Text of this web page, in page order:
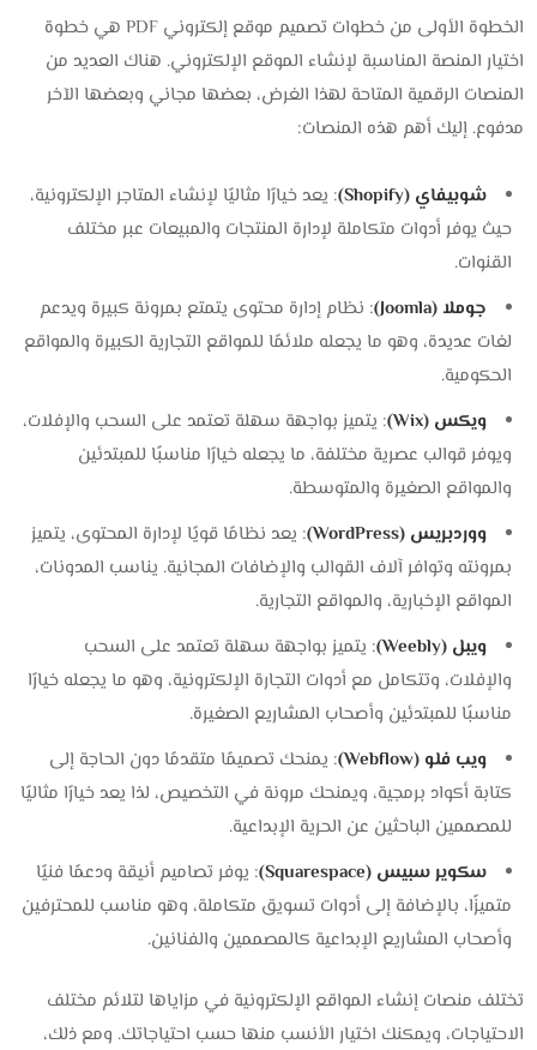
الخطوة الأولى من خطوات تصميم موقع إلكتروني PDF هي خطوة
اختيار المنصة المناسبة لإنشاء الموقع الإلكتروني. هناك العديد من
المنصات الرقمية المتاحة لهذا الغرض، بعضها مجاني وبعضها الآخر
مدفوع. إليك أهم هذه المنصات:
شوبيفاي (Shopify)
: يعد خيارًا مثاليًا لإنشاء المتاجر الإلكترونية،
حيث يوفر أدوات متكاملة لإدارة المنتجات والمبيعات عبر مختلف
القنوات.
جوملا (Joomla)
: نظام إدارة محتوى يتمتع بمرونة كبيرة ويدعم
لغات عديدة، وهو ما يجعله ملائمًا للمواقع التجارية الكبيرة والمواقع
الحكومية.
ويكس (Wix)
: يتميز بواجهة سهلة تعتمد على السحب والإفلات،
ويوفر قوالب عصرية مختلفة، ما يجعله خيارًا مناسبًا للمبتدئين
والمواقع الصغيرة والمتوسطة.
ووردبريس (WordPress)
: يعد نظامًا قويًا لإدارة المحتوى، يتميز
بمرونته وتوافر آلاف القوالب والإضافات المجانية. يناسب المدونات،
المواقع الإخبارية، والمواقع التجارية.
ويبل (Weebly)
: يتميز بواجهة سهلة تعتمد على السحب
والإفلات، وتتكامل مع أدوات التجارة الإلكترونية، وهو ما يجعله خيارًا
مناسبًا للمبتدئين وأصحاب المشاريع الصغيرة.
ويب فلو (Webflow)
: يمنحك تصميمًا متقدمًا دون الحاجة إلى
كتابة أكواد برمجية، ويمنحك مرونة في التخصيص، لذا يعد خيارًا مثاليًا
للمصممين الباحثين عن الحرية الإبداعية.
سكوير سبيس (Squarespace)
: يوفر تصاميم أنيقة ودعمًا فنيًا
متميزًا، بالإضافة إلى أدوات تسويق متكاملة، وهو مناسب للمحترفين
وأصحاب المشاريع الإبداعية كالمصممين والفنانين.
تختلف منصات إنشاء المواقع الإلكترونية في مزاياها لتلائم مختلف
الاحتياجات، ويمكنك اختيار الأنسب منها حسب احتياجاتك. ومع ذلك،